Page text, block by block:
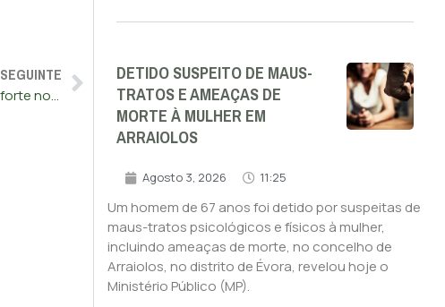
SEGUINTE
Consumo de bacalhau recupera e deverá manter-se forte no Natal
DETIDO SUSPEITO DE MAUS-
TRATOS E AMEAÇAS DE
MORTE À MULHER EM
ARRAIOLOS
Agosto 3, 2026 11:25
Um homem de 67 anos foi detido por suspeitas de
maus-tratos psicológicos e físicos à mulher,
incluindo ameaças de morte, no concelho de
Arraiolos, no distrito de Évora, revelou hoje o
Ministério Público (MP).